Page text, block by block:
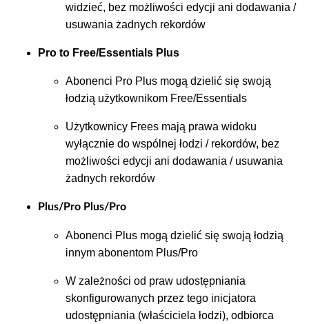
widzieć, bez możliwości edycji ani dodawania /
usuwania żadnych rekordów
Pro to Free/Essentials Plus
Abonenci Pro Plus mogą dzielić się swoją
łodzią użytkownikom Free/Essentials
Użytkownicy Frees mają prawa widoku
wyłącznie do wspólnej łodzi / rekordów, bez
możliwości edycji ani dodawania / usuwania
żadnych rekordów
Plus/Pro Plus/Pro
Abonenci Plus mogą dzielić się swoją łodzią
innym abonentom Plus/Pro
W zależności od praw udostępniania
skonfigurowanych przez tego inicjatora
udostępniania (właściciela łodzi), odbiorca